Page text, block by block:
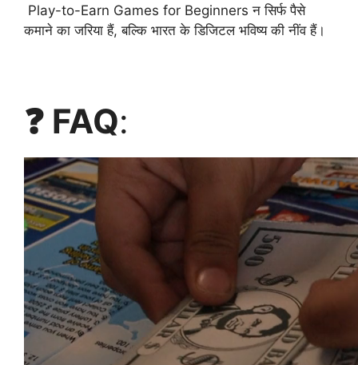
Play-to-Earn Games for Beginners न सिर्फ पैसे
कमाने का जरिया हैं, बल्कि भारत के डिजिटल भविष्य की नींव हैं।
❓ FAQ: